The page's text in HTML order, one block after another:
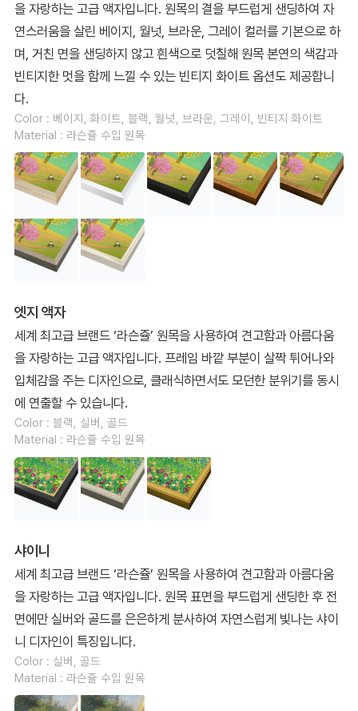
을 자랑하는 고급 액자입니다. 원목의 결을 부드럽게 샌딩하여 자
연스러움을 살린 베이지, 월넛, 브라운, 그레이 컬러를 기본으로 하
며, 거친 면을 샌딩하지 않고 흰색으로 덧칠해 원목 본연의 색감과
빈티지한 멋을 함께 느낄 수 있는 빈티지 화이트 옵션도 제공합니
다.
Color : 베이지, 화이트, 블랙, 월넛, 브라운, 그레이, 빈티지 화이트
Material : 라슨쥴 수입 원목
엣지 액자
세계 최고급 브랜드 ‘라슨쥴’ 원목을 사용하여 견고함과 아름다움
을 자랑하는 고급 액자입니다. 프레임 바깥 부분이 살짝 튀어나와
입체감을 주는 디자인으로, 클래식하면서도 모던한 분위기를 동시
에 연출할 수 있습니다.
Color : 블랙, 실버, 골드
Material : 라슨쥴 수입 원목
샤이니
세계 최고급 브랜드 ‘라슨쥴’ 원목을 사용하여 견고함과 아름다움
을 자랑하는 고급 액자입니다. 원목 표면을 부드럽게 샌딩한 후 전
면에만 실버와 골드를 은은하게 분사하여 자연스럽게 빛나는 샤이
니 디자인이 특징입니다.
Color : 실버, 골드
Material : 라슨쥴 수입 원목